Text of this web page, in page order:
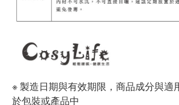
※ 製造日期與有效期限，商品成分與適
於包裝或產品中